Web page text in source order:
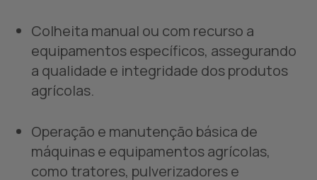
Colheita manual ou com recurso a
equipamentos específicos, assegurando
a qualidade e integridade dos produtos
agrícolas.
Operação e manutenção básica de
máquinas e equipamentos agrícolas,
como tratores, pulverizadores e